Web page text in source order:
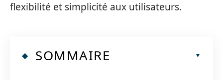
flexibilité et simplicité aux utilisateurs.
SOMMAIRE